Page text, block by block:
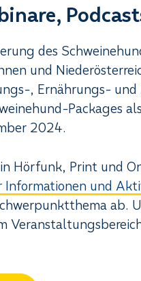
des
und
, Ernährungs-
Packages
2024.
Hörfunk, Print und
und
ab.